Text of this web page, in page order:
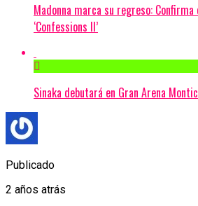
Madonna marca su regreso:
‘Confessions II’
Sinaka debutará en Gran Arena
Publicado
2 años atrás